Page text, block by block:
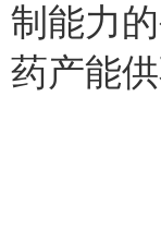
制能力
药产能